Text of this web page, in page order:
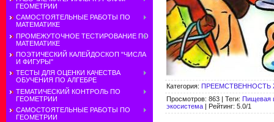
ГЕОМЕТРИИ
САМОСТОЯТЕЛЬНЫЕ РАБОТЫ ПО
МАТЕМАТИКЕ
ПРОМЕЖУТОЧНОЕ ТЕСТИРОВАНИЕ ПО
МАТЕМАТИКЕ
ПОЭТИЧЕСКИЙ КАЛЕЙДОСКОП "ЧИСЛА
И ФИГУРЫ"
ТЕСТЫ ДЛЯ ОЦЕНКИ КАЧЕСТВА
ОБУЧЕНИЯ ПО АЛГЕБРЕ
ТЕМАТИЧЕСКИЙ КОНТРОЛЬ ПО
ГЕОМЕТРИИ
САМОСТОЯТЕЛЬНЫЕ РАБОТЫ ПО
ГЕОМЕТРИИ
Категория: ПРЕЕМСТВЕННОСТЬ
Просмотров: 863 | Теги: Пищевая
экосистема | Рейтинг: 5.0/1